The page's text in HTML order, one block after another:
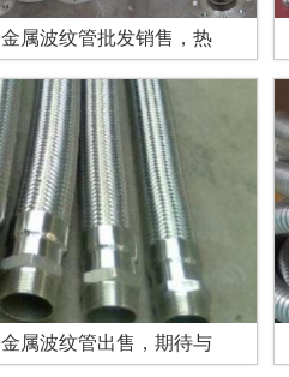
属波纹管批发销售，热
属波纹管出售，期待与